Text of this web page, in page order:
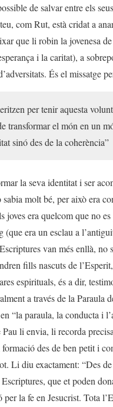
de salvar entre els
com Rut, està cridat a
que li robin la jovenesa
i la caritat), a
És el missatge
per tenir aquesta
transformar el món en un
sinó des de la coherència”
la seva identitat i ser
molt bé, per això era
joves era quelcom que no
(que era un esclau a
van més enllà, no
fills nascuts de
espirituals, és a dir,
a través de la Paraula
“la paraula, la conducta i
Pau li envia, li recorda
des de ben petit i
Li diu exactament: “Des
que et poden
la fe en Jesucrist. Tota